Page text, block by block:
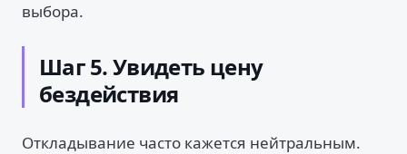
выбора.
Шаг 5. Увидеть цену
бездействия
Откладывание часто кажется нейтральным.